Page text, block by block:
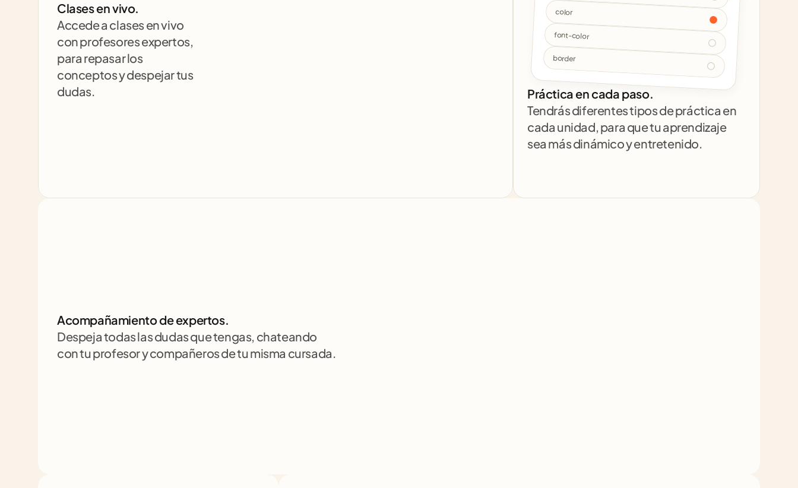
Clases en vivo.
Accede a clases en vivo
con profesores expertos,
para repasar los
conceptos y despejar tus
dudas.
color
font-color
border
Práctica en cada paso.
Tendrás diferentes tipos de práctica en
cada unidad, para que tu aprendizaje
sea más dinámico y entretenido.
Acompañamiento de expertos.
Despeja todas las dudas que tengas, chateando
con tu profesor y compañeros de tu misma cursada.